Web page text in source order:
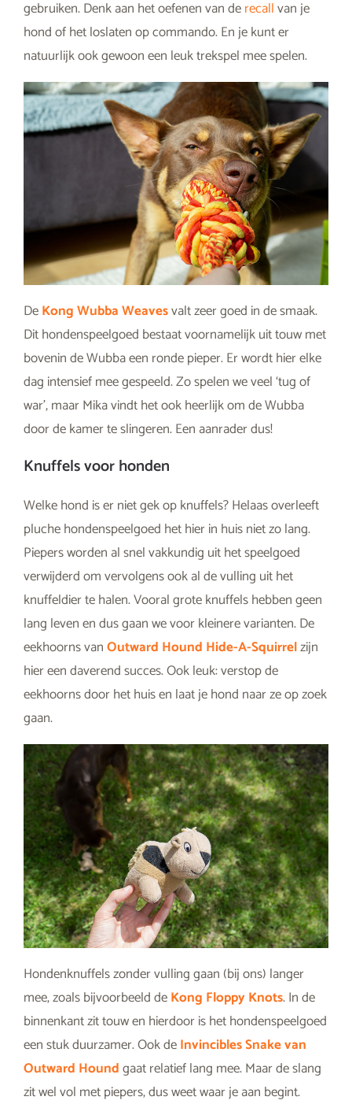
gebruiken. Denk aan het oefenen van derecallvan je
hond of het loslaten op commando. En je kunt er
natuurlijk ook gewoon een leuk trekspel mee spelen.
DeKong Wubba Weavesvalt zeer goed in de smaak.
Dit hondenspeelgoed bestaat voornamelijk uit touw met
bovenin de Wubba een ronde pieper. Er wordt hier elke
dag intensief mee gespeeld. Zo spelen we veel ‘tug of
war’, maar Mika vindt het ook heerlijk om de Wubba
door de kamer te slingeren. Een aanrader dus!
Knuffels voor honden
Welke hond is er niet gek op knuffels? Helaas overleeft
pluche hondenspeelgoed het hier in huis niet zo lang.
Piepers worden al snel vakkundig uit het speelgoed
verwijderd om vervolgens ook al de vulling uit het
knuffeldier te halen. Vooral grote knuffels hebben geen
lang leven en dus gaan we voor kleinere varianten. De
eekhoorns vanOutward Hound Hide-A-Squirrelzijn
hier een daverend succes. Ook leuk: verstop de
eekhoorns door het huis en laat je hond naar ze op zoek
gaan.
Hondenknuffels zonder vulling gaan (bij ons) langer
mee, zoals bijvoorbeeld deKong Floppy Knots. In de
binnenkant zit touw en hierdoor is het hondenspeelgoed
een stuk duurzamer. Ook deInvincibles Snake van
Outward Houndgaat relatief lang mee. Maar de slang
zit wel vol met piepers, dus weet waar je aan begint.